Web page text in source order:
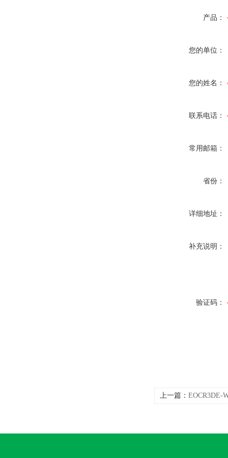
产品：
您的单位：
您的姓名：
联系电话：
常用邮箱：
省份：
详细地址：
补充说明：
验证码：
上一篇： EOCR3DE-